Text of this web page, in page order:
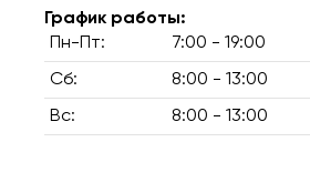
График работы:
Пн-Пт:
7:00 - 19:00
Сб: 8:00 - 13:00
Вс: 8:00 - 13:00